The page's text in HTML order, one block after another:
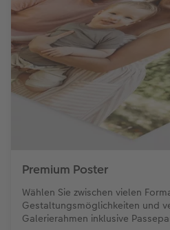
Premium Poster
Wählen Sie zwischen vielen
Gestaltungsmöglichkeiten und
Galerierahmen inklusive